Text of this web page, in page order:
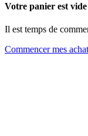
Votre panier est vide
Il est temps de
Commencer mes